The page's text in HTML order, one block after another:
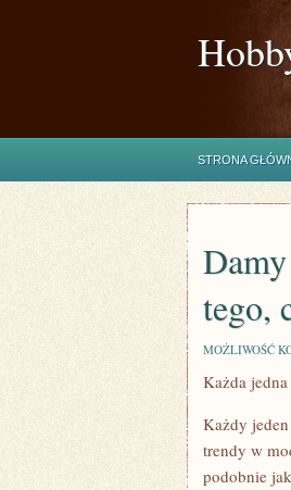
STRONA
tego,
MOŻLIWOŚĆ
Każda
Każdy
trendy w
podobnie